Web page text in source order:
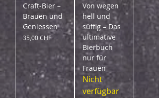
Craft-Bier –
Brauen und
Geniessen
Preis
35,00 CHF
Von wegen
hell und
süffig – Das
ultimative
Bierbuch
nur für
Frauen
Nicht
verfügbar